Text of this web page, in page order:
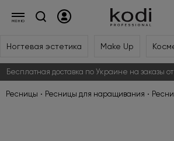
Ногтевая эстетика Make Up
Бесплатная доставка по Украине на заказы от
Ресницы Ресницы для наращивания